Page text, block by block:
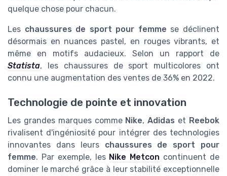
quelque chose pour chacun.
Les chaussures de sport pour femme se déclinent
désormais en nuances pastel, en rouges vibrants, et
même en motifs audacieux. Selon un rapport de
Statista, les chaussures de sport multicolores ont
connu une augmentation des ventes de 36% en 2022.
Technologie de pointe et innovation
Les grandes marques comme Nike,Adidas et Reebok
rivalisent d'ingéniosité pour intégrer des technologies
innovantes dans leurs chaussures de sport pour
femme. Par exemple, les Nike Metcon continuent de
dominer le marché grâce à leur stabilité exceptionnelle